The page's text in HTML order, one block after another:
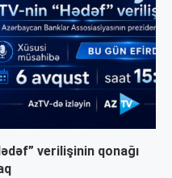
verilişinin qonağı